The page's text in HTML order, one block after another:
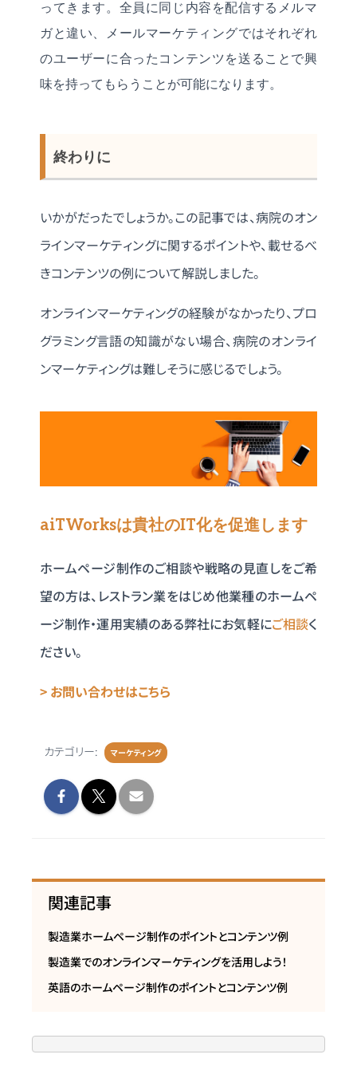
ってきます。全員に同じ内容を配信するメルマ
ガと違い、メールマーケティングではそれぞれ
のユーザーに合ったコンテンツを送ることで興
味を持ってもらうことが可能になります。
終わりに
いかがだったでしょうか。この記事では、病院のオン
ラインマーケティングに関するポイントや、載せるべ
きコンテンツの例について解説しました。
オンラインマーケティングの経験がなかったり、プロ
グラミング言語の知識がない場合、病院のオンライ
ンマーケティングは難しそうに感じるでしょう。
aiTWorksは貴社のIT化を促進します
ホームページ制作のご相談や戦略の見直しをご希
望の方は、レストラン業をはじめ他業種のホームペ
ージ制作・運用実績のある弊社にお気軽にご相談く
ださい。
> お問い合わせはこちら
カテゴリー: マーケティング
関連記事
製造業ホームページ制作のポイントとコンテンツ例
製造業でのオンラインマーケティングを活用しよう！
英語のホームページ制作のポイントとコンテンツ例